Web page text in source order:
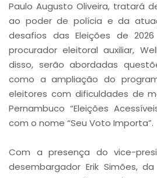
Paulo Augusto Oliveira, tratará
ao poder de polícia e da
desafios das Eleições de
procurador eleitoral auxiliar,
disso, serão abordadas
como a ampliação do
eleitores com dificuldades de
Pernambuco “Eleições
com o nome “Seu Voto Importa”.
Com a presença do vice-
desembargador Erik Simões,